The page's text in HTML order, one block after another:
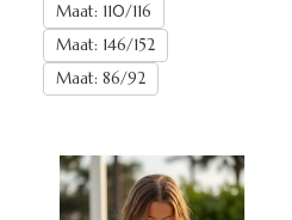
Maat: 110/116
Maat: 146/152
Maat: 86/92